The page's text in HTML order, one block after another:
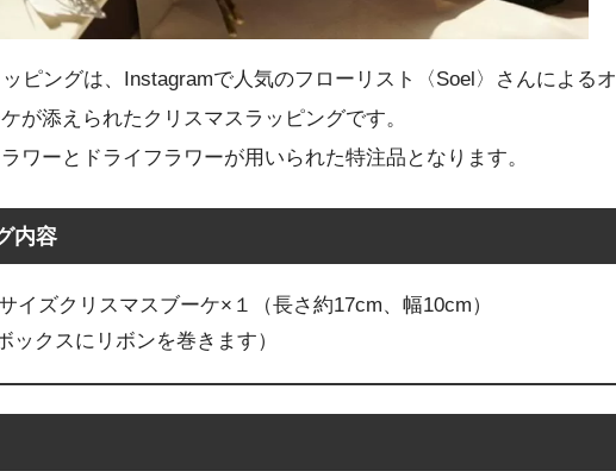
ピングは、Instagramで人気のフローリスト〈Soel〉さんによるオ
が添えられたクリスマスラッピングです。
ワーとドライフラワーが用いられた特注品となります。
内容
イズクリスマスブーケ×１（長さ約17cm、幅10cm）
ックスにリボンを巻きます）